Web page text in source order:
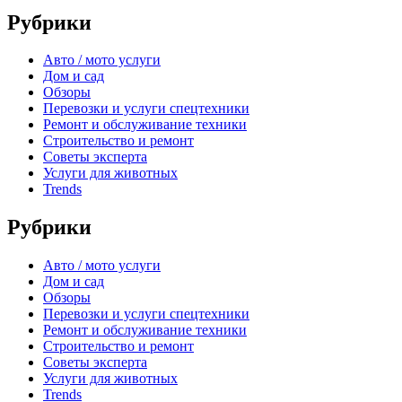
Рубрики
Авто / мото услуги
Дом и сад
Обзоры
Перевозки и услуги спецтехники
Ремонт и обслуживание техники
Строительство и ремонт
Советы эксперта
Услуги для животных
Trends
Рубрики
Авто / мото услуги
Дом и сад
Обзоры
Перевозки и услуги спецтехники
Ремонт и обслуживание техники
Строительство и ремонт
Советы эксперта
Услуги для животных
Trends